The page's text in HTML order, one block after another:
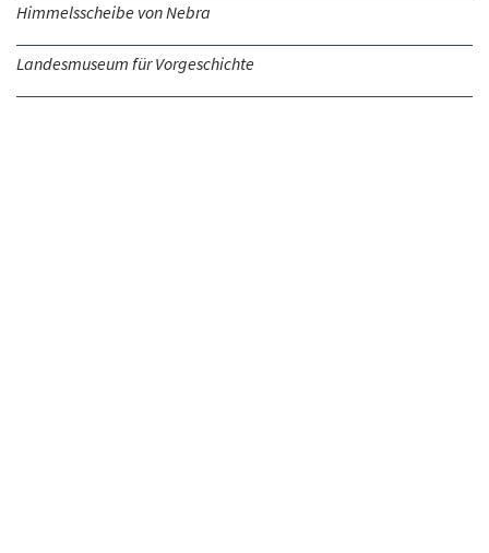
Himmelsscheibe von Nebra
Landesmuseum für Vorgeschichte